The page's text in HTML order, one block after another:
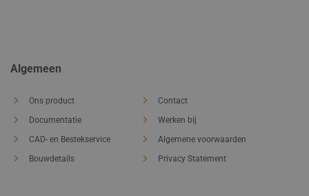
Algemeen
Ons product
Documentatie
CAD- en Bestekservice
Bouwdetails
Contact
Werken bij
Algemene voorwaarden
Privacy Statement